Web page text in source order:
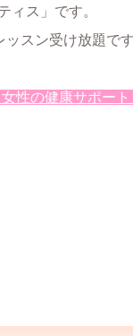
ィス」です。
スン受け放題です
性の健康サポー